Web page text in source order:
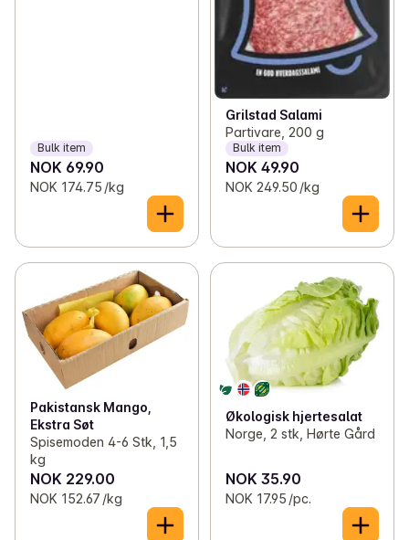
Bulk item
NOK 69.90
NOK 174.75 /kg
Grilstad Salami
Partivare, 200 g
Bulk item
NOK 49.90
NOK 249.50 /kg
Pakistansk Mango,
Ekstra Søt
Spisemoden 4-6 Stk, 1,5
kg
NOK 229.00
NOK 152.67 /kg
Økologisk hjertesalat
Norge, 2 stk, Hørte Gård
NOK 35.90
NOK 17.95 /pc.